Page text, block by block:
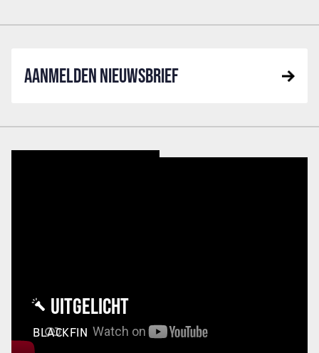
AANMELDEN NIEUWSBRIEF
UITGELICHT
BLACKFIN